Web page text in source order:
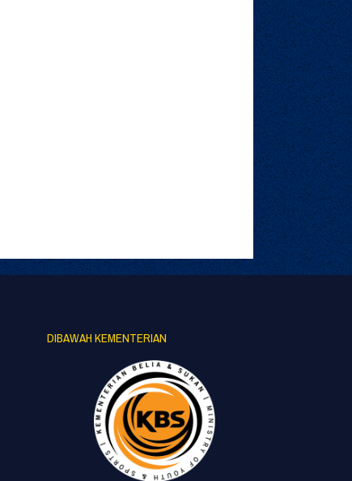
DIBAWAH KEMENTERIAN